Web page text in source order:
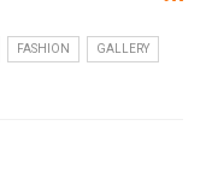
FASHION GALLERY